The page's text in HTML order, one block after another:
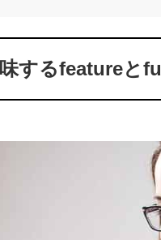
味するfeatureと